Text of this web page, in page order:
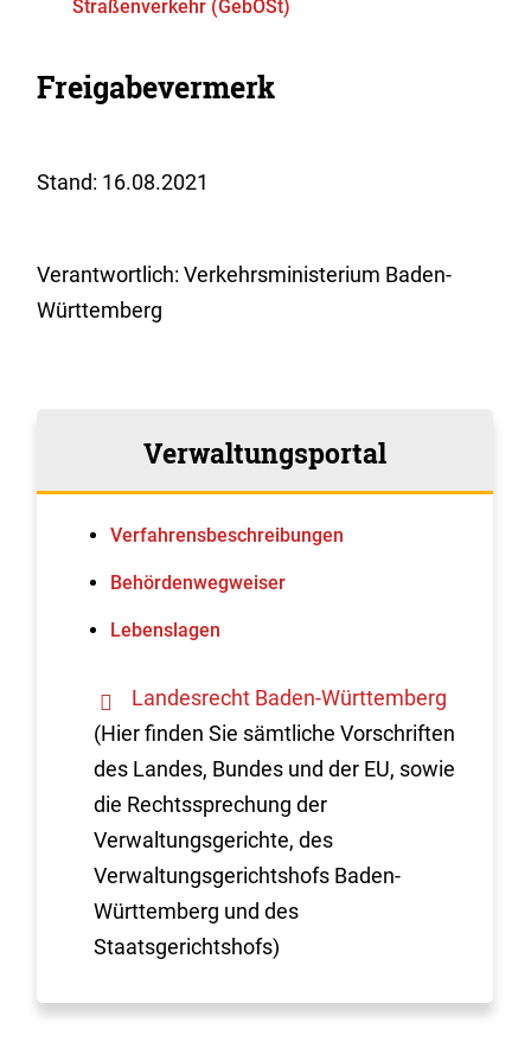
Straßenverkehr (GebOSt)
Freigabevermerk
Stand: 16.08.2021
Verantwortlich: Verkehrsministerium Baden-
Württemberg
Verwaltungsportal
Verfahrens­beschreibungen
Behördenwegweiser
Lebenslagen
Landesrecht Baden-Württemberg
(Hier finden Sie sämtliche Vorschriften
des Landes, Bundes und der EU, sowie
die Rechtssprechung der
Verwaltungsgerichte, des
Verwaltungsgerichtshofs Baden-
Württemberg und des
Staatsgerichtshofs)